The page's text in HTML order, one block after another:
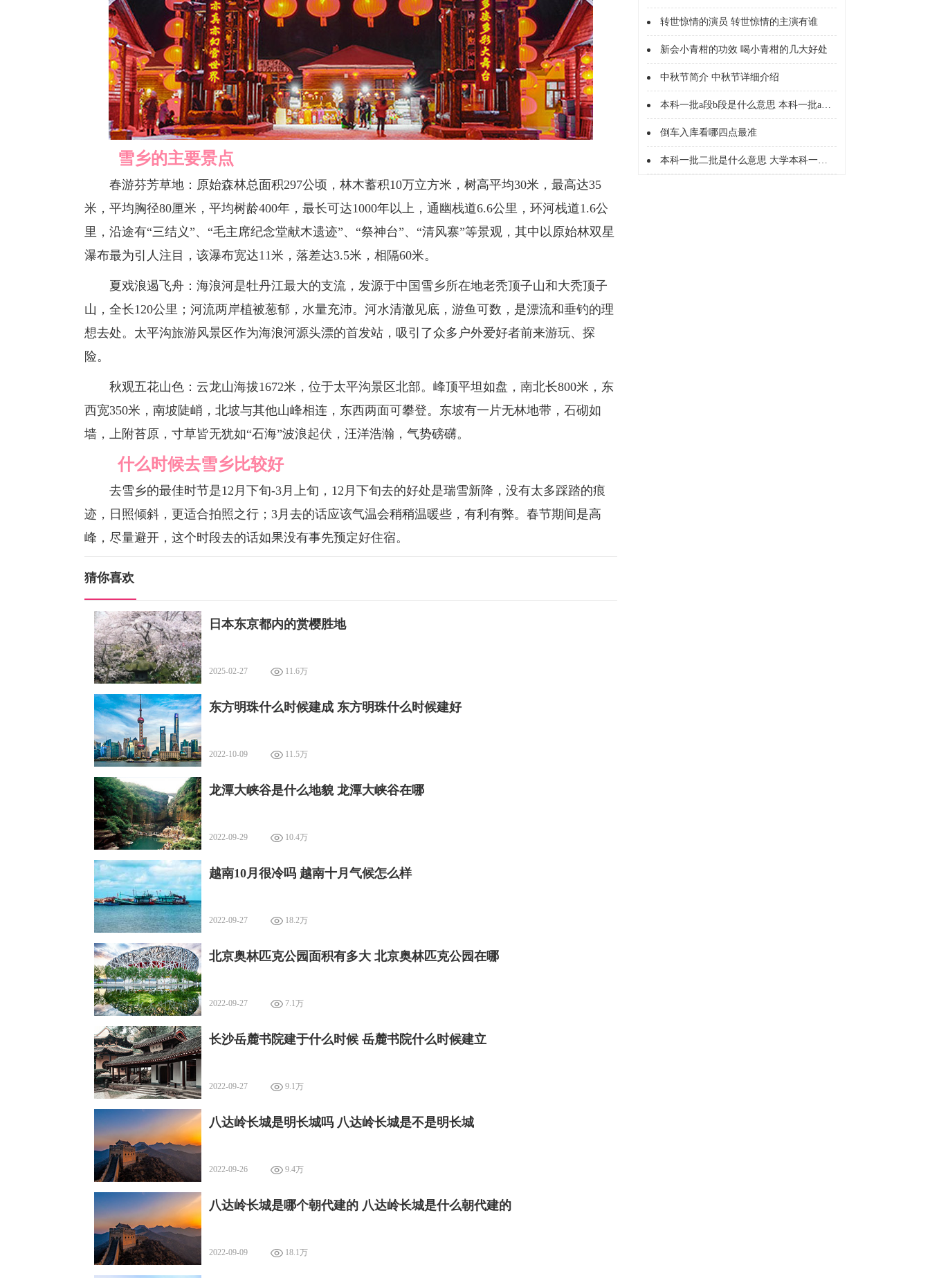
雪乡的主要景点
春游芬芳草地：原始森林总面积297公顷，林木蓄积10万立方米，树高平均30米，最高达35
米，平均胸径80厘米，平均树龄400年，最长可达1000年以上，通幽栈道6.6公里，环河栈道1.6公
里，沿途有“三结义”、“毛主席纪念堂献木遗迹”、“祭神台”、“清风寨”等景观，其中以原始林双星
瀑布最为引人注目，该瀑布宽达11米，落差达3.5米，相隔60米。
夏戏浪遏飞舟：海浪河是牡丹江最大的支流，发源于中国雪乡所在地老秃顶子山和大秃顶子
山，全长120公里；河流两岸植被葱郁，水量充沛。河水清澈见底，游鱼可数，是漂流和垂钓的理
想去处。太平沟旅游风景区作为海浪河源头漂的首发站，吸引了众多户外爱好者前来游玩、探
险。
秋观五花山色：云龙山海拔1672米，位于太平沟景区北部。峰顶平坦如盘，南北长800米，东
西宽350米，南坡陡峭，北坡与其他山峰相连，东西两面可攀登。东坡有一片无林地带，石砌如
墙，上附苔原，寸草皆无犹如“石海”波浪起伏，汪洋浩瀚，气势磅礴。
什么时候去雪乡比较好
去雪乡的最佳时节是12月下旬-3月上旬，12月下旬去的好处是瑞雪新降，没有太多踩踏的痕
迹，日照倾斜，更适合拍照之行；3月去的话应该气温会稍稍温暖些，有利有弊。春节期间是高
峰，尽量避开，这个时段去的话如果没有事先预定好住宿。
猜你喜欢
日本东京都内的赏樱胜地
2025-02-27 11.6万
东方明珠什么时候建成 东方明珠什么时候建好
2022-10-09 11.5万
龙潭大峡谷是什么地貌 龙潭大峡谷在哪
2022-09-29 10.4万
越南10月很冷吗 越南十月气候怎么样
2022-09-27 18.2万
北京奥林匹克公园面积有多大 北京奥林匹克公园在哪
2022-09-27 7.1万
长沙岳麓书院建于什么时候 岳麓书院什么时候建立
2022-09-27 9.1万
八达岭长城是明长城吗 八达岭长城是不是明长城
2022-09-26 9.4万
八达岭长城是哪个朝代建的 八达岭长城是什么朝代建的
2022-09-09 18.1万
转世惊情的演员 转世惊情的主演有谁
新会小青柑的功效 喝小青柑的几大好处
中秋节简介 中秋节详细介绍
本科一批a段b段是什么意思 本科一批a段b段什么意思
倒车入库看哪四点最准
本科一批二批是什么意思 大学本科一批二批是什么意思